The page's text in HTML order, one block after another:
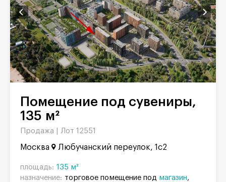
Помещение под сувениры,
135 м²
Продажа | Лот 12551
Москва Любучанский переулок, 1с2
площадь: 135 м²
назначение: торговое помещение под магазин